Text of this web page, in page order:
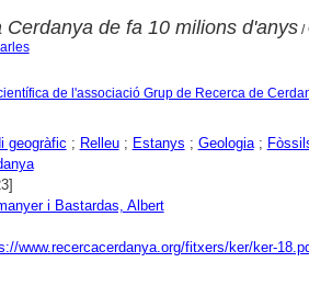
Cerdanya de fa 10 milions d'anys/
de l'associació Grup de Recerca de
geogràfic ; Relleu; Estanys ; Geologia;
i Bastardas, Albert
www.recercacerdanya.org/fitxers/ker/ker-